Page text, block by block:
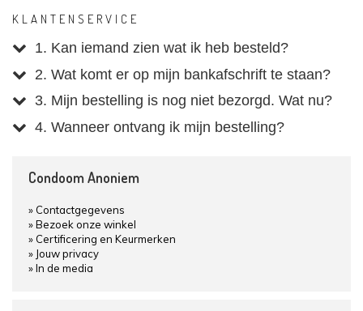
KLANTENSERVICE
1. Kan iemand zien wat ik heb besteld?
2. Wat komt er op mijn bankafschrift te staan?
3. Mijn bestelling is nog niet bezorgd. Wat nu?
4. Wanneer ontvang ik mijn bestelling?
Condoom Anoniem
Contactgegevens
Bezoek onze winkel
Certificering en Keurmerken
Jouw privacy
In de media